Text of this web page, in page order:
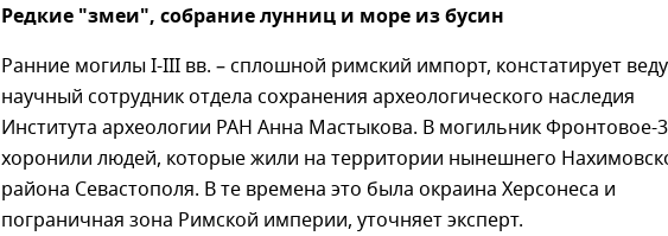
Редкие "змеи", собрание лунниц и море из бусин
Ранние могилы I-III вв. – сплошной римский импорт, констатирует
научный сотрудник отдела сохранения археологического наследия
Института археологии РАН Анна Мастыкова. В могильник Фронтовое-3
хоронили людей, которые жили на территории нынешнего
района Севастополя. В те времена это была окраина Херсонеса и
пограничная зона Римской империи, уточняет эксперт.